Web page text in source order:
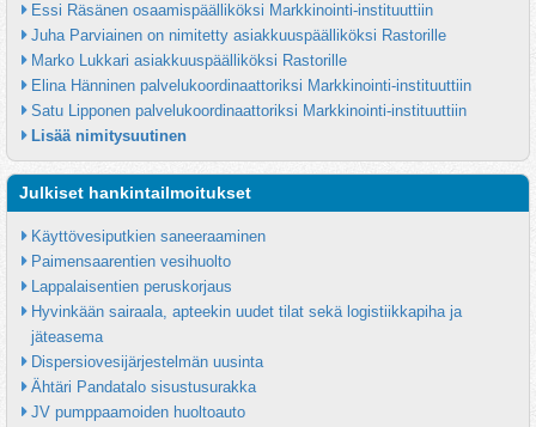
Essi Räsänen osaamispäälliköksi Markkinointi-instituuttiin
Juha Parviainen on nimitetty asiakkuuspäälliköksi Rastorille
Marko Lukkari asiakkuuspäälliköksi Rastorille
Elina Hänninen palvelukoordinaattoriksi Markkinointi-instituuttiin
Satu Lipponen palvelukoordinaattoriksi Markkinointi-instituuttiin
Lisää nimitysuutinen
Julkiset hankintailmoitukset
Käyttövesiputkien saneeraaminen
Paimensaarentien vesihuolto
Lappalaisentien peruskorjaus
Hyvinkään sairaala, apteekin uudet tilat sekä logistiikkapiha ja
jäteasema
Dispersiovesijärjestelmän uusinta
Ähtäri Pandatalo sisustusurakka
JV pumppaamoiden huoltoauto